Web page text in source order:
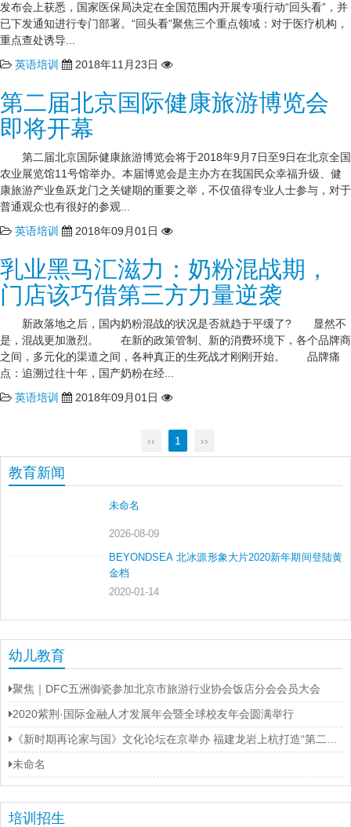
发布会上获悉，国家医保局决定在全国范围内开展专项行动“回头看”，并
已下发通知进行专门部署。“回头看”聚焦三个重点领域：对于医疗机构，
重点查处诱导...
英语培训
2018年11月23日
第二届北京国际健康旅游博览会
即将开幕
第二届北京国际健康旅游博览会将于2018年9月7日至9日在北京全国
农业展览馆11号馆举办。本届博览会是主办方在我国民众幸福升级、健
康旅游产业鱼跃龙门之关键期的重要之举，不仅值得专业人士参与，对于
普通观众也有很好的参观...
英语培训
2018年09月01日
乳业黑马汇滋力：奶粉混战期，
门店该巧借第三方力量逆袭
新政落地之后，国内奶粉混战的状况是否就趋于平缓了? 显然不
是，混战更加激烈。 在新的政策管制、新的消费环境下，各个品牌商
之间，多元化的渠道之间，各种真正的生死战才刚刚开始。 品牌痛
点：追溯过往十年，国产奶粉在经...
英语培训
2018年09月01日
‹‹ 1 ››
教育新闻
未命名
2026-08-09
BEYONDSEA 北冰源形象大片2020新年期间登陆黄
金档
2020-01-14
幼儿教育
聚焦｜DFC五洲御瓷参加北京市旅游行业协会饭店分会会员大会
2020紫荆·国际金融人才发展年会暨全球校友年会圆满举行
《新时期再论家与国》文化论坛在京举办 福建龙岩上杭打造“第二名片”
未命名
培训招生